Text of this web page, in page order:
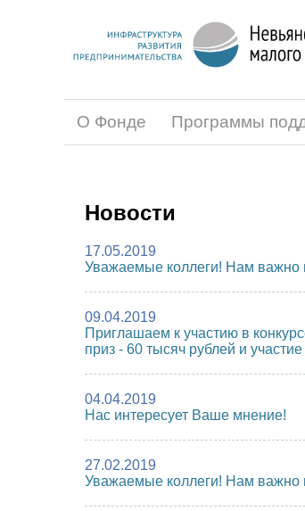
О Фонде Программы
Новости
17.05.2019
Уважаемые коллеги! Нам важно
09.04.2019
Приглашаем к участию в
приз - 60 тысяч рублей и
04.04.2019
Нас интересует Ваше мнение!
27.02.2019
Уважаемые коллеги! Нам важно